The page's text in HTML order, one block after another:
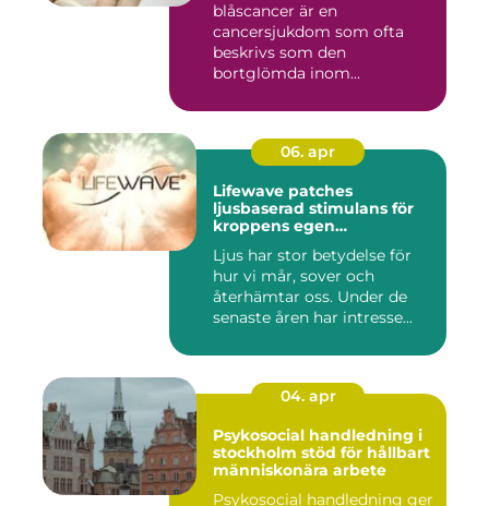
blåscancer är en
cancersjukdom som ofta
beskrivs som den
bortglömda inom
06. apr
Lifewave patches
ljusbaserad stimulans för
kroppens egen
Ljus har stor betydelse för
hur vi mår, sover och
återhämtar oss. Under de
senaste åren har intresse...
04. apr
Psykosocial handledning i
stockholm stöd för hållbart
människonära arbete
Psykosocial handledning ger